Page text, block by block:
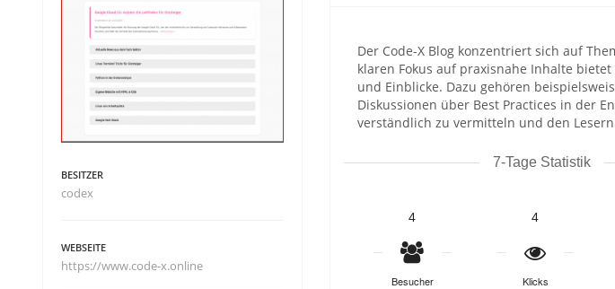
Der Code-X Blog konzentriert sich auf
klaren Fokus auf praxisnahe Inhalte
und Einblicke.​ Dazu gehören
Diskussionen über Best Practices in der
verständlich zu vermitteln und den
7-Tage Statistik
4
Besucher
4
Klicks
BESITZER
codex
WEBSEITE
https://www.code-x.online